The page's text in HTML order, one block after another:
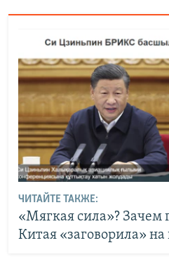
ЧИТАЙТЕ ТАКЖЕ:
«Мягкая сила»? Зачем
Китая «заговорила» на